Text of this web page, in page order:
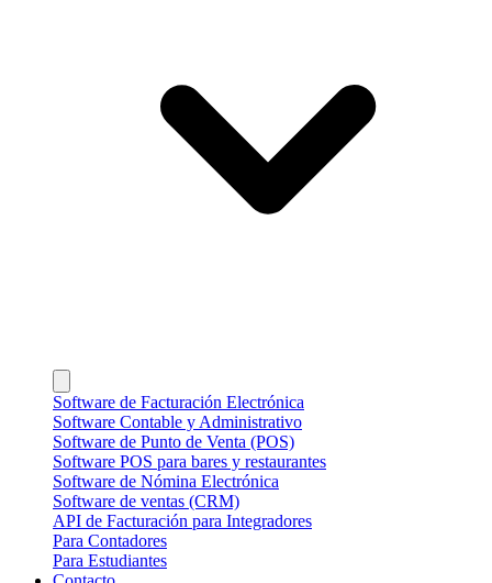
Software de Facturación Electrónica
Software Contable y Administrativo
Software de Punto de Venta (POS)
Software POS para bares y restaurantes
Software de Nómina Electrónica
Software de ventas (CRM)
API de Facturación para Integradores
Para Contadores
Para Estudiantes